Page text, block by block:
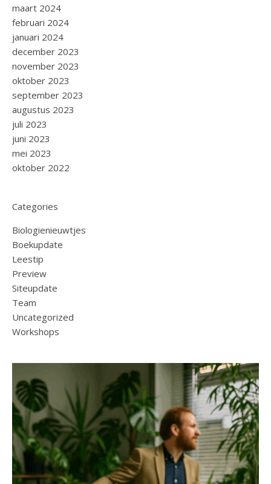
maart 2024
februari 2024
januari 2024
december 2023
november 2023
oktober 2023
september 2023
augustus 2023
juli 2023
juni 2023
mei 2023
oktober 2022
Categories
Biologienieuwtjes
Boekupdate
Leestip
Preview
Siteupdate
Team
Uncategorized
Workshops